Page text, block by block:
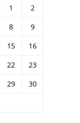
1
2
8
9
15
16
22
23
29
30